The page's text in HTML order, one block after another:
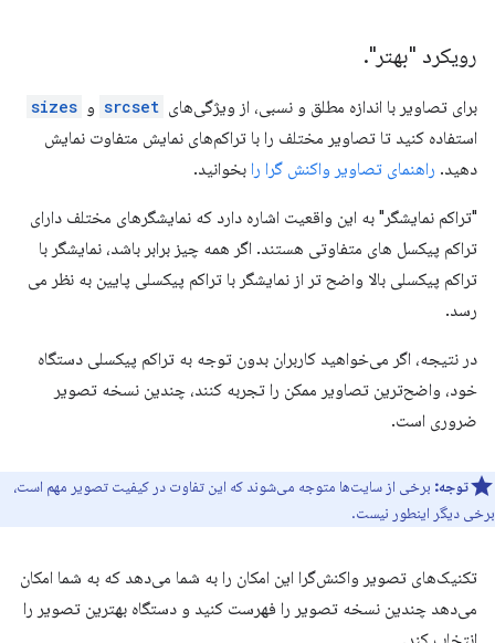
رویکرد "بهتر".
برای تصاویر با اندازه مطلق و نسبی، از ویژگی‌های srcset و sizes
استفاده کنید تا تصاویر مختلف را با تراکم‌های نمایش متفاوت نمایش
دهید. راهنمای تصاویر واکنش گرا را بخوانید.
"تراکم نمایشگر" به این واقعیت اشاره دارد که نمایشگرهای مختلف دارای
تراکم پیکسل های متفاوتی هستند. اگر همه چیز برابر باشد، نمایشگر با
تراکم پیکسلی بالا واضح تر از نمایشگر با تراکم پیکسلی پایین به نظر می
رسد.
در نتیجه، اگر می‌خواهید کاربران بدون توجه به تراکم پیکسلی دستگاه
خود، واضح‌ترین تصاویر ممکن را تجربه کنند، چندین نسخه تصویر
ضروری است.
توجه: برخی از سایت‌ها متوجه می‌شوند که این تفاوت در کیفیت تصویر مهم است،
برخی دیگر اینطور نیست.
تکنیک‌های تصویر واکنش‌گرا این امکان را به شما می‌دهد که به شما امکان
می‌دهد چندین نسخه تصویر را فهرست کنید و دستگاه بهترین تصویر را